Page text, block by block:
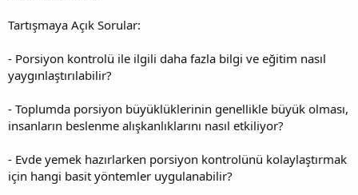
Tartışmaya Açık Sorular:
- Porsiyon kontrolü ile ilgili daha fazla bilgi ve eğitim nasıl
yaygınlaştırılabilir?
- Toplumda porsiyon büyüklüklerinin genellikle büyük olması,
insanların beslenme alışkanlıklarını nasıl etkiliyor?
- Evde yemek hazırlarken porsiyon kontrolünü kolaylaştırmak
için hangi basit yöntemler uygulanabilir?